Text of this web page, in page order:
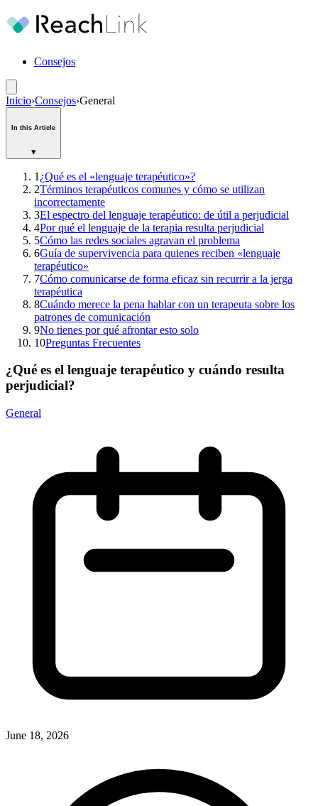
Consejos
Inicio›Consejos›General
In this Article
▾
1 ¿Qué es el «lenguaje terapéutico»?
2Términos terapéuticos comunes y cómo se utilizan
incorrectamente
3El espectro del lenguaje terapéutico: de útil a perjudicial
4Por qué el lenguaje de la terapia resulta perjudicial
5Cómo las redes sociales agravan el problema
6Guía de supervivencia para quienes reciben «lenguaje
terapéutico»
7Cómo comunicarse de forma eficaz sin recurrir a la jerga
terapéutica
8Cuándo merece la pena hablar con un terapeuta sobre los
patrones de comunicación
9No tienes por qué afrontar esto solo
10Preguntas Frecuentes
¿Qué es el lenguaje terapéutico y cuándo resulta
perjudicial?
General
June 18, 2026